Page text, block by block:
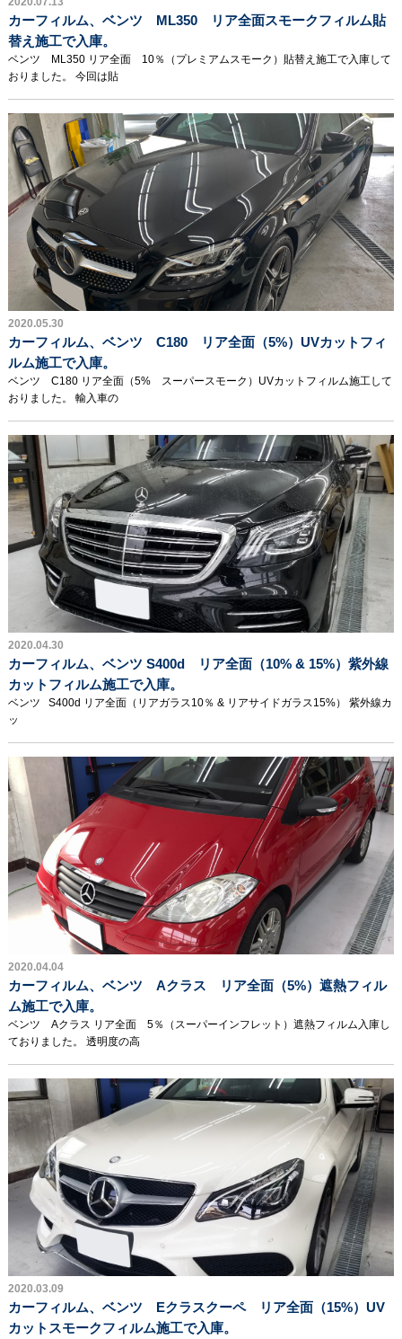
カーフィルム、ベンツ ML350 リア全面スモークフィルム貼
替え施工で入庫。
ベンツ ML350 リア全面 10％（プレミアムスモーク）貼替え施工で入庫して
おりました。 今回は貼
2020.05.30
カーフィルム、ベンツ C180 リア全面（5%）UVカットフィ
ルム施工で入庫。
ベンツ C180 リア全面（5% スーパースモーク）UVカットフィルム施工して
おりました。 輸入車の
2020.04.30
カーフィルム、ベンツ S400d リア全面（10% & 15%）紫外線
カットフィルム施工で入庫。
ベンツ S400d リア全面（リアガラス10％ & リアサイドガラス15%） 紫外線カ
ッ
2020.04.04
カーフィルム、ベンツ Aクラス リア全面（5%）遮熱フィル
ム施工で入庫。
ベンツ Aクラス リア全面 5％（スーパーインフレット）遮熱フィルム入庫し
ておりました。 透明度の高
2020.03.09
カーフィルム、ベンツ Eクラスクーペ リア全面（15%）UV
カットスモークフィルム施工で入庫。